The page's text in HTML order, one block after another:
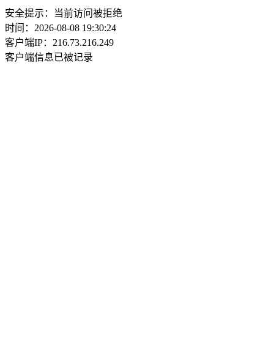
安全提示：当前访问被拒绝
时间：2026-08-08 19:30:24
客户端IP：216.73.216.249
客户端信息已被记录